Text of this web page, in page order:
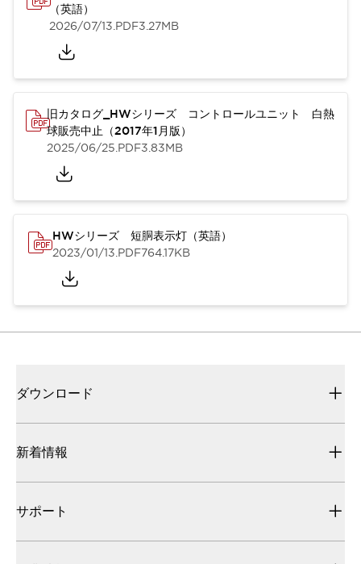
（英語）
2026/07/13.PDF3.27MB
旧カタログ_HWシリーズ コントロールユニット 白熱
球販売中止（2017年1月版）
2025/06/25.PDF3.83MB
HWシリーズ 短胴表示灯（英語）
2023/01/13.PDF764.17KB
ダウンロード
新着情報
サポート